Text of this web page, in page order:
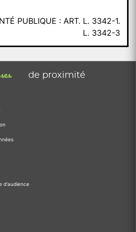
PUBLIQUE : ART. L. 3342-1.
L. 3342-3
de proximité
d'audience